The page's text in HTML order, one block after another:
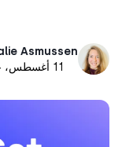
Natalie Asmussen
11 أغسطس، 2024